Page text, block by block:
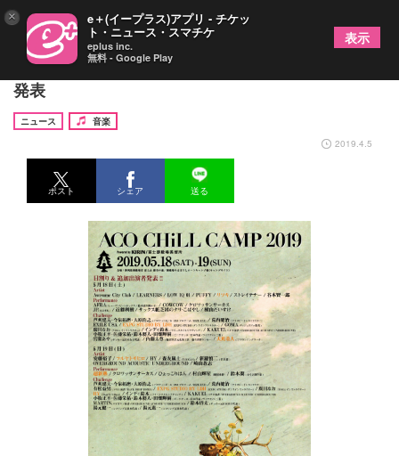
『ACO CHiLL CAMP 2019』追加出演者＆日割りを
発表
ニュース
音楽
2019.4.5
ポスト シェア 送る
× e＋(イープラス)アプリ - チケッ
ト・ニュース・スマチケ
eplus inc.
無料 - Google Play
表示